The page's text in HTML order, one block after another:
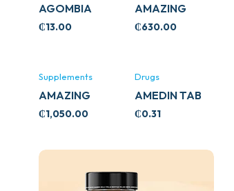
AGOMBIA
₵13.00
AMAZING
ASHWA
₵630.00
Supplements
AMAZING
ASHWA CALM
₵1,050.00
Drugs
AMEDIN TAB
5MG
₵0.31